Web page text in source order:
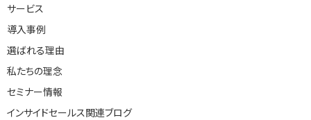
サービス
導入事例
選ばれる理由
私たちの理念
セミナー情報
インサイドセールス関連ブログ